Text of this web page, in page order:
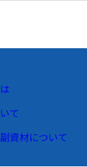
て
資材について